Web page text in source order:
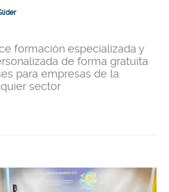
formación especializada y
de forma gratuita
para empresas de la
sector